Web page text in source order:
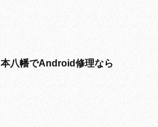
本八幡でAndroid修理なら